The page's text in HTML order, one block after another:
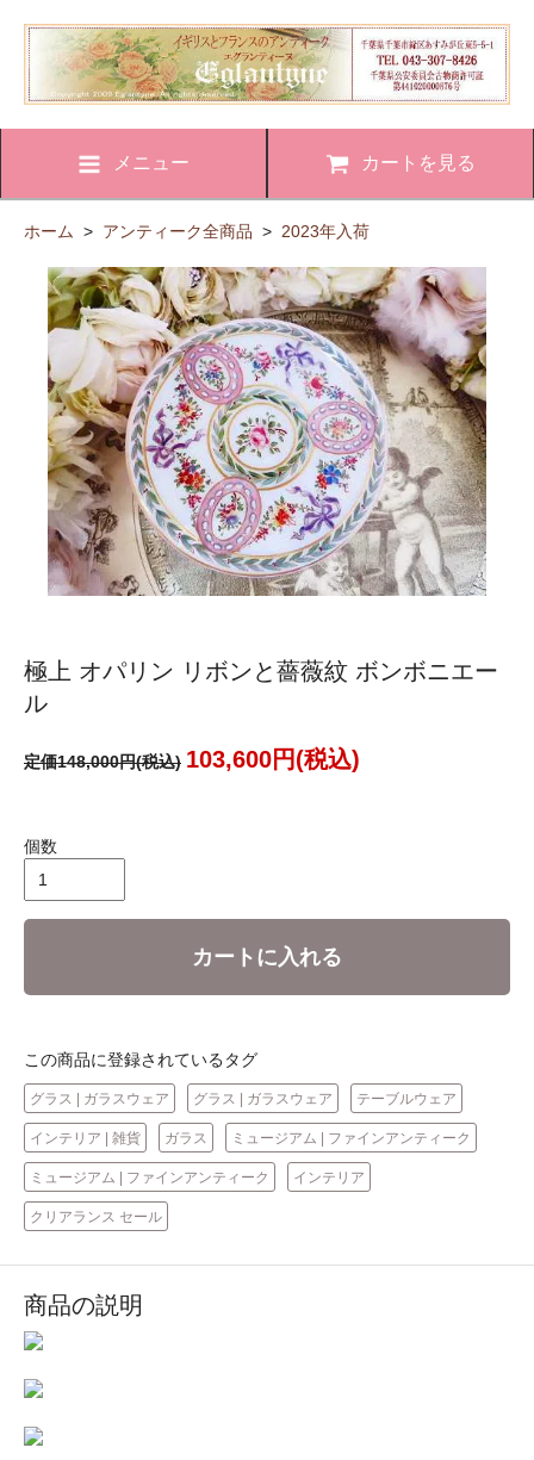
メニュー カートを見る
ホーム > アンティーク全商品 > 2023年入荷
極上 オパリン リボンと薔薇紋 ボンボニエー
ル
定価148,000円(税込) 103,600円(税込)
個数
カートに入れる
この商品に登録されているタグ
グラス | ガラスウェア グラス | ガラスウェア テーブルウェア
インテリア | 雑貨 ガラス ミュージアム | ファインアンティーク
ミュージアム | ファインアンティーク インテリア
クリアランス セール
商品の説明